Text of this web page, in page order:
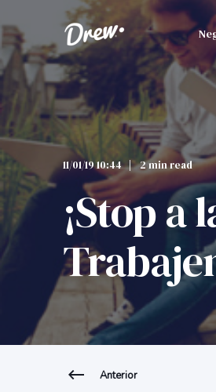
11/01/19 10:44 2 min read
¡Stop a
Anterior